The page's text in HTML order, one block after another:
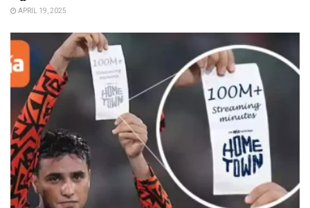
APRIL 19, 2025